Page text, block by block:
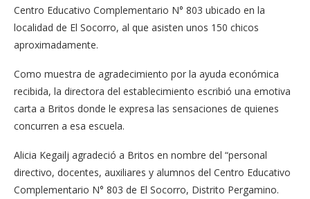
Centro Educativo Complementario N° 803 ubicado en la
localidad de El Socorro, al que asisten unos 150 chicos
aproximadamente.
Como muestra de agradecimiento por la ayuda económica
recibida, la directora del establecimiento escribió una emotiva
carta a Britos donde le expresa las sensaciones de quienes
concurren a esa escuela.
Alicia Kegailj agradeció a Britos en nombre del “personal
directivo, docentes, auxiliares y alumnos del Centro Educativo
Complementario N° 803 de El Socorro, Distrito Pergamino.